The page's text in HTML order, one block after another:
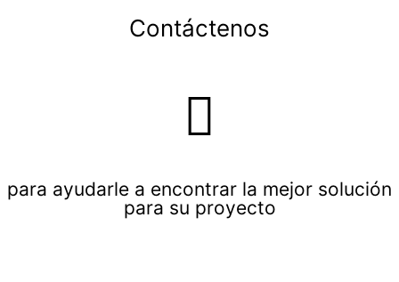
Contáctenos
para ayudarle a encontrar la mejor solución
para su proyecto